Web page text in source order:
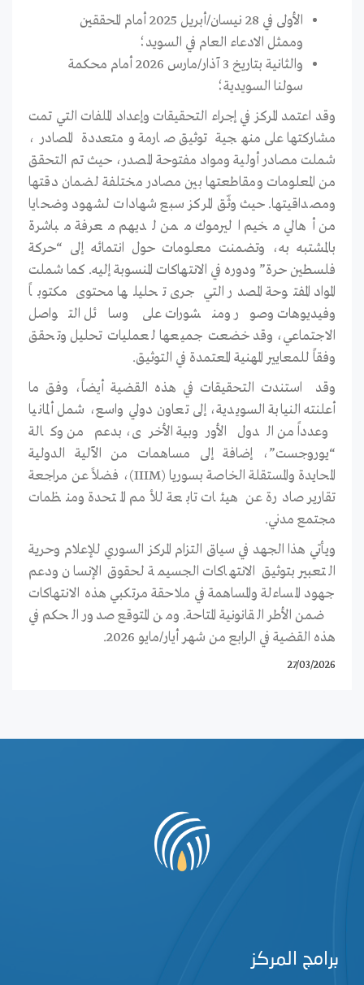
الأولى في 28 نيسان/أبريل 2025 أمام المحققين
وممثل الادعاء العام في السويد؛
والثانية بتاريخ 3 آذار/مارس 2026 أمام محكمة
سولنا السويدية؛
وقد اعتمد المركز في إجراء التحقيقات وإعداد الملفات التي تمت
مشاركتها على منهجية توثيق صارمة ومتعددة المصادر،
شملت مصادر أولية ومواد مفتوحة المصدر، حيث تم التحقق
من المعلومات ومقاطعتها بين مصادر مختلفة لضمان دقتها
ومصداقيتها. حيث وثّق المركز سبع شهادات لشهود وضحايا
من أهالي مخيم اليرموك ممن لديهم معرفة مباشرة
بالمشتبه به، وتضمنت معلومات حول انتمائه إلى “حركة
فلسطين حرة” ودوره في الانتهاكات المنسوبة إليه. كما شملت
المواد المفتوحة المصدر التي جرى تحليلها محتوى مكتوباً
وفيديوهات وصور ومنشورات على وسائل التواصل
الاجتماعي، وقد خضعت جميعها لعمليات تحليل وتحقق
وفقاً للمعايير المهنية المعتمدة في التوثيق.
وقد استندت التحقيقات في هذه القضية أيضاً، وفق ما
أعلنته النيابة السويدية، إلى تعاون دولي واسع، شمل ألمانيا
وعدداً من الدول الأوروبية الأخرى، بدعم من وكالة
“يوروجست”، إضافة إلى مساهمات من الآلية الدولية
المحايدة والمستقلة الخاصة بسوريا (IIIM)، فضلاً عن مراجعة
تقارير صادرة عن هيئات تابعة للأمم المتحدة ومنظمات
مجتمع مدني.
ويأتي هذا الجهد في سياق التزام المركز السوري للإعلام وحرية
التعبير بتوثيق الانتهاكات الجسيمة لحقوق الإنسان ودعم
جهود المساءلة والمساهمة في ملاحقة مرتكبي هذه الانتهاكات
ضمن الأطر القانونية المتاحة. ومن المتوقع صدور الحكم في
هذه القضية في الرابع من شهر أيار/مايو 2026.
27/03/2026
برامج المركز